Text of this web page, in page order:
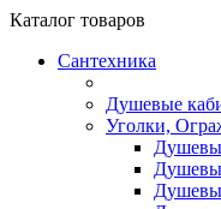
Каталог товаров
Сантехника
Душевые
Уголки,